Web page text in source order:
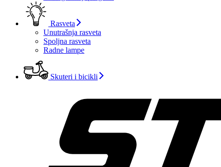
Rasveta
Unutrašnja rasveta
Spoljna rasveta
Radne lampe
Skuteri i bicikli